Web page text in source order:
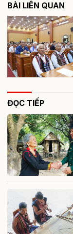
BÀI LIÊN QUAN
ĐỌC TIẾP